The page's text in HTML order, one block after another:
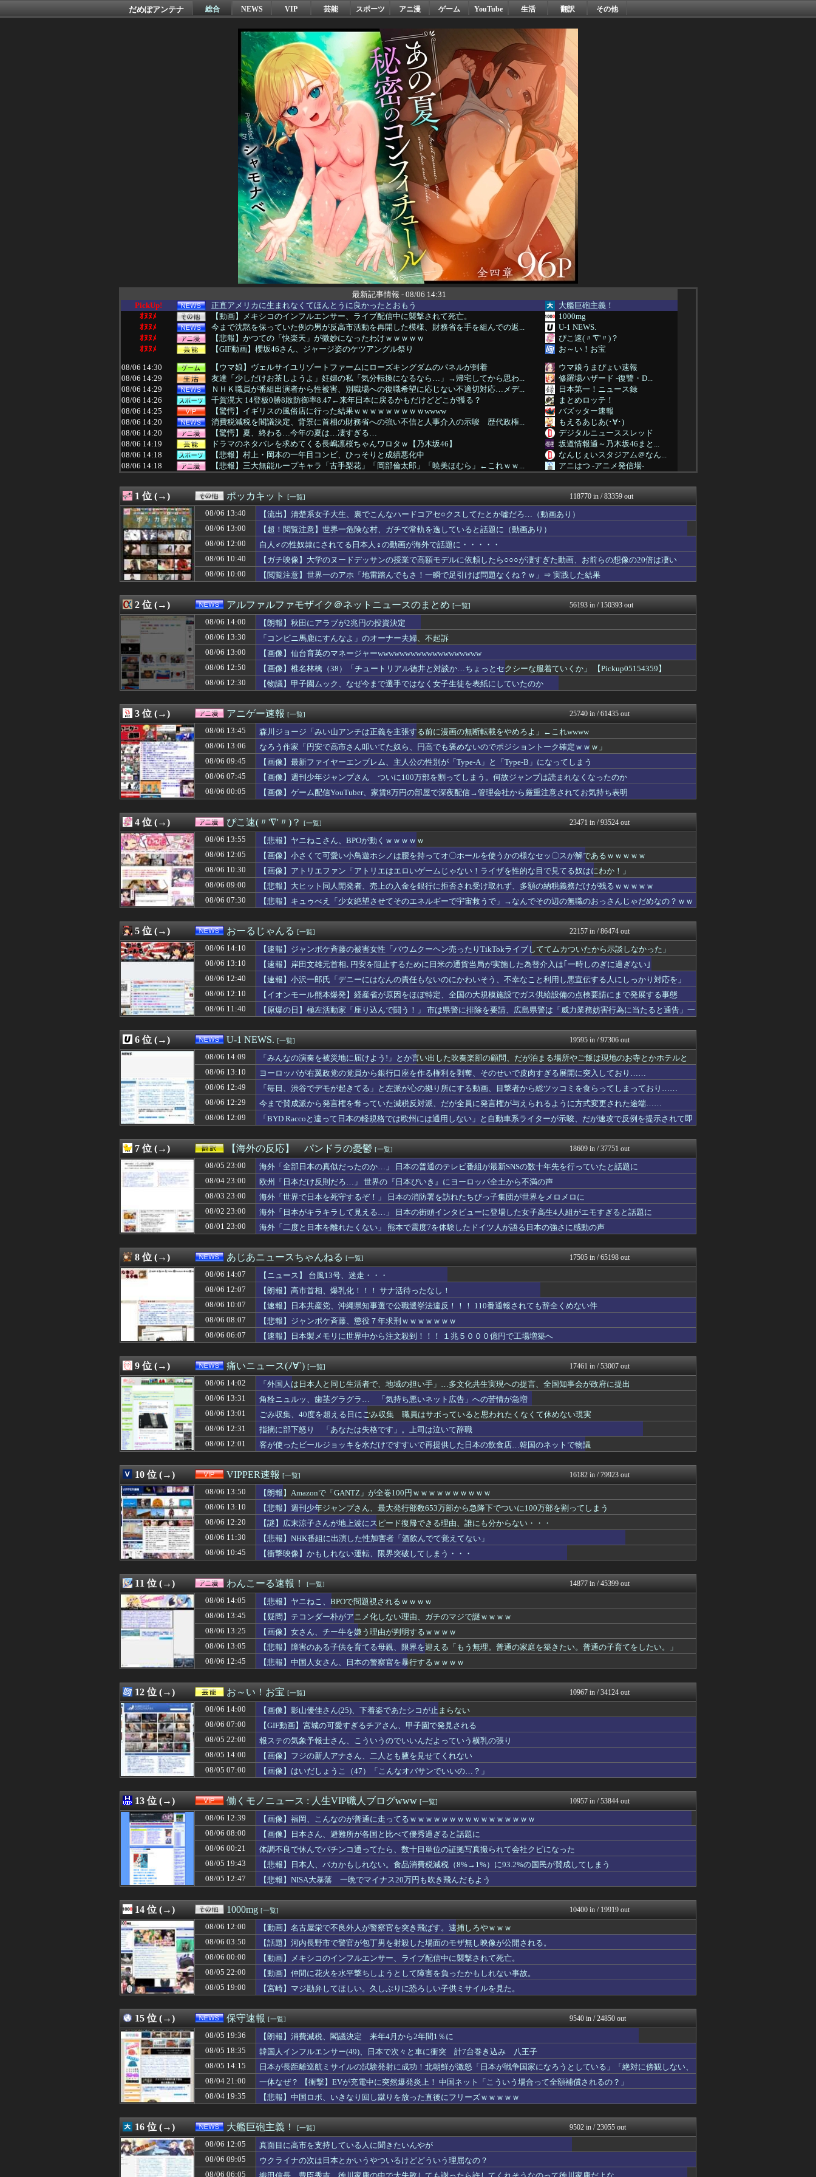
だめぽアンテナ 総合 NEWS VIP 芸能 スポーツ アニ漫 ゲーム YouTube 生活 翻訳 その他
最新記事情報 - 08/06 14:31
PickUp!
正直アメリカに生まれなくてほんとうに良かったとおもう
大艦巨砲主義！
ｵﾇﾇﾒ
【動画】メキシコのインフルエンサー、ライブ配信中に襲撃されて死亡。
1000mg
ｵﾇﾇﾒ
今まで沈黙を保っていた例の男が反高市活動を再開した模様、財務省を手を組んでの返...
U-1 NEWS.
ｵﾇﾇﾒ
【悲報】かつての「快楽天」が微妙になったわけｗｗｗｗｗ
ぴこ速(〃'∇'〃)？
ｵﾇﾇﾒ
【GIF動画】櫻坂46さん、ジャージ姿のケツアングル祭り
お～い！お宝
08/06 14:30
【ウマ娘】ヴェルサイユリゾートファームにローズキングダムのパネルが到着
ウマ娘うまぴょい速報
08/06 14:29
友達「少しだけお茶しようよ」妊婦の私「気分転換になるなら…」→帰宅してから思わ...
修羅場ハザード -復讐・D...
08/06 14:29
ＮＨＫ職員が番組出演者から性被害、別職場への復職希望に応じない不適切対応…メデ...
日本第一！ニュース録
08/06 14:26
千賀滉大 14登板0勝8敗防御率8.47←来年日本に戻るかもだけどどこが獲る？
まとめロッテ！
08/06 14:25
【驚愕】イギリスの風俗店に行った結果ｗｗｗｗｗｗｗｗｗwwww
バズッター速報
08/06 14:20
消費税減税を閣議決定、背景に首相の財務省への強い不信と人事介入の示唆 歴代政権...
もえるあじあ(･∀･)
08/06 14:20
【驚愕】夏、終わる…今年の夏は…凄すぎる…
デジタルニューススレッド
08/06 14:19
ドラマのネタバレを求めてくる長嶋凛桜ちゃんワロタｗ【乃木坂46】
坂道情報通～乃木坂46まと...
08/06 14:18
【悲報】村上・岡本の一年目コンビ、ひっそりと成績悪化中
なんじぇいスタジアム＠なん...
08/06 14:18
【悲報】三大無能ループキャラ「古手梨花」「岡部倫太郎」「暁美ほむら」←これｗｗ...
アニはつ -アニメ発信場-
08/06 14:16
【朗報】アニメ「ヤニねこ」BPOに通報され審議されるもセーフだった模様wwww...
異世界転生まとめ速報
08/06 14:15
女上司「俺くん！」俺「はい？」女上司「はーと！」→このやり取りが続くんだけど、...
鬼女の宅配便 - 修羅場・...
08/06 14:14
AIが指示なく個人や組織に対しサイバー攻撃…英政府機関の性能評価試験中！
軍事・ミリタリー速報☆彡
08/06 14:13
カープ2軍『10時半試合開始の為に4時起き』←もっと良い猛暑対策はないのか？
広島東洋カープまとめブログ...
08/06 14:12
【消費減税】お弁当屋、『衝撃的な発言』をしてしまう・・・・・・
08/06 14:12
【完結編】俺の娘の結婚が破談に。だが彼氏は「2000万の土地」を購入。こじれた...
08/06 14:10
【動画】グラドル山田あい、デカ乳すぎてビキニからハミ出てるぞ
まとめ芸能＠美女画像まとめ...
08/06 14:10
【画像】爆乳の甘露寺蜜璃AIコスプレイヤーが生み出された結果ｗｗｗwｗｗｗｗｗ...
なんJミュージアム
08/06 14:10
週間少年ジャンプのグッズ(43億円分)を注文してキャンセルした32歳女が逮捕
ガハろぐNewsヽ(･ω･...
08/06 14:09
「みんなの演奏を被災地に届けよう!」とか言い出した吹奏楽部の顧問、だが泊まる場...
U-1 NEWS.
08/06 14:09
東京ヤクルトスワローズ月別勝率、限界突破ｗｗｗｗｗｗｗｗｗｗｗｗｗｗｗｗｗｗｗ...
なんじぇいスタジアム＠なん...
08/06 14:09
ジョジョってネットでジョジョ立ちが話題になり始めた2000年代初頭くらいから急...
08/06 14:09
【画像】美人女子高校生の『油絵』がガチで上手wwwwww
ぶる速-VIP
08/06 14:07
【ニュース】 台風13号、迷走・・・
08/06 14:06
【画像】夏のバイクがヤバすぎるｗｗｗｗｗ
08/06 14:06
親の借金のカタに17歳でもぐりの消費者金融社長の愛人になった。その後25歳で1...
修羅場ライフ速報
08/06 14:05
『Switch2』のゲームがやりたいのに内蔵容量が足りなくてゲームができない
げぇ速
08/06 14:05
【画像】この∧∨女優さんで100万回抜いてるｗｗｗｗｗｗｗ
08/06 14:05
ロケバスで性的暴行の罪、元ジャンポケ斉藤被告に懲役7年求刑⇒！
不思議.net - 5ch...
08/06 14:05
【画像】この沐浴着エルフ玄関に飾ろうと思うんやが
2次元に捉われない
08/06 14:05
【悲報】ヤニねこ、BPOで問題視されるｗｗｗｗ
わんこーる速報！
08/06 14:05
【画像】キリトの彼女、エロい衣装を着てしまうｗｗｗ
アニチャット
08/06 14:03
【炎上】AKBアイドルが男性アイドルへ「童貞ですか？」→セクハラだと大炎上ｗｗ...
いたしん！
08/06 14:02
【ガンプラ】「リーオーショック」から8年！何が凄かったの？
GUNDAM.LOG｜ガン...
08/06 14:02
「外国人は日本人と同じ生活者で、地域の担い手」…多文化共生実現への提言、全国知...
痛いニュース(ﾉ∀`)
08/06 14:01
古き良きロールプレイングゲームにありがちな事
PCパーツまとめ
08/06 14:01
【悲報】高市、非核三原則を今後も堅持していくの表現削除WWWWWWWWWWWW...
資格ちゃんねる
08/06 14:00
【衝撃】ジャンプストアで大量注文→キャンセルを繰り返した32歳女を逮捕 238...
哲学ニュースnwk
08/06 14:00
【ななし】じーにあす、遊戯王で今月もダイヤ到達！『先生もう笑うしかなくなっとり...
VTuberNews
08/06 14:00
10代「ローゼンメイデンのアニメなんて知らない」8割
08/06 14:00
釈迦「オレが人気配信者になれたのは運が良かっただけ」
ゲーム実況者速報＠YouT...
08/06 14:00
ジャンポケ斉藤の被害女性「事件後にバウムクーヘン売ったりTikTokライブして...
キニ速
08/06 14:00
【朗報】秋田にアラブが2兆円の投資決定
アルファルファモザイク＠ネ...
08/06 14:00
漫画ワンピース(平均読者44歳)「第三世界でさぁ！悪魔がいてさぁ！世界を創った...
ああ言えばForYou
08/06 14:00
「お菓子の太子堂」で知られる（株）太子堂（千代田区）が破産開始
明日は何を食べようか
08/06 14:00
金川紗耶さん、いくらなんでもふくらみがデカいって・・・
乃木通 乃木坂46櫻坂46...
08/06 14:00
高市首、自民党内で「独裁だ」と批判され始める
オレ的ゲーム速報＠刃
08/06 14:00
旦那を亡くして８年。介護するつもりでウトメと同居してたのに「早く出て行け」とコ...
すまいる(^-^)ぶろぐ
08/06 14:00
すごいねアーティチョーク。食うところが全然ねえ…！
けおけお速報
08/06 14:00
【朗報】韓国の掲示板「大谷、軽く当てただけなのに」
ニチカン！
【画像】影山優佳さん(25)、下着姿であたシコが止まらない
お～い！お宝
08/06 14:00
1年戦争の連邦軍の開発力→ガンダム、ガンキャノン、ガンタンク、ジム、ボール
カンダタ速報
08/06 13:58
【朗報】小坂菜緒の最新グラビア、ノースリーブが大変なことになってるって...
乃木坂46まとめ 乃木りん...
08/06 13:58
【ガンダム0083】バニングってスパロボだと普通に生きてるよね？
ガンダムブログ（情報戦仕様...
08/06 13:58
【育成成功】山口航輝(ロ)、お前らの想像の8倍くらい打ちまくってるWWWWWW...
なんじぇいスタジアム＠なん...
08/06 13:57
コンビニのおでんを買ったら注文した具が入っていなかった。尋常でなくムカついたの...
08/06 13:55
【水着画像あり】乃木坂46賀喜遥香、美脚グラビアが可愛すぎるwwwwwwかっき...
もきゅ速(*´ω`*)人(...
08/06 13:55
【悲報】ヤニねこさん、BPOが動くｗｗｗｗｗ
ぴこ速(〃'∇'〃)？
公園で集団礼拝は「違和感」があるから認めない？３０年続くモスクの祭りに異変 元...
国難にあってもの申す！！
08/06 13:50
【悲報】韓国さん、冨安健洋のパレス移籍にめっちゃ焦るｗｗｗｗｗｗ
【サッカー まとめ】サカラ...
08/06 13:50
【朗報】Amazonで「GANTZ」が全巻100円ｗｗｗｗｗｗｗｗｗｗ
VIPPER速報
08/06 13:50
「住信SBI」が「ドコモの銀行」に変わってうんざりしてるやつw w w
思考ちゃんねる
08/06 13:49
【ホロライブ】ホロドリ初イベント終了！！！ランキング各帯の空気感はこんな感じ
ホロちゃんねる
08/06 13:46
元 櫻井翔さん、神社で目撃されるｗｗｗｗｗｗｗｗｗｗｗ
なんJ PRIDE
08/06 13:45
【疑問】テコンダー朴がアニメ化しない理由、ガチのマジで謎ｗｗｗｗ
わんこーる速報！
08/06 13:45
森川ジョージ「みい山アンチは正義を主張する前に漫画の無断転載をやめろよ」←これ...
08/06 13:43
【まどマギ】ほむリリィも顔の上半分無かったけど、これって何かの伏線だったりする...
まどドラまとめ速報 魔法少...
08/06 13:41
【NBA】ディロン・ブルックス、PHXと3年7300万ドルで契約延長
バスケまとめ・COM
08/06 13:41
【朗報】俺たちのラ・ムー､やっぱり安い！
理想ちゃんねる
西武ファンなんやが まだイケるか？言うてそこまで深刻な状況ちゃうよな？
なんじぇいスタジアム＠なん...
08/06 13:40
婚約者にウワキされたコトメが義実家に戻ってきた。私「相手の人ヒドいですね！」コ...
修羅ママ速報
08/06 13:40
「中国への侵略戦争に突入するための戦争式典だ」 パヨクが広島の平和記念式典に反...
にゅーすアルー！
08/06 13:40
【流出】清楚系女子大生、裏でこんなハードコアセ○クスしてたとか嘘だろ…（動画あ...
ポッカキット
08/06 13:39
30過ぎて初めてできた彼女と付き合って2週間で別れた。初デートで冷めるシーンが...
おうち速報
08/06 13:38
海外「この男は最高だ」今永昇太が明かした好調の原因に海外大騒ぎ！（海外の反応）
08/06 13:38
【悲報】蓮舫さん、官邸の被災地訪問広報動画に「ありえない！作成費用は、あなたの...
【悲報】TBS、番組でAI生成絵を使用してしまう
公園遊びの菓子交換が嫌だ。大人数だと菓子食べ放題みたいになっちゃって身体にも歯...
子育てちゃんねる
08/06 13:35
【悲報】中年おじさん「お腹だけぽっこり」になる原因、ガチで判明するｗｗｗｗ
不思議.net - 5ch...
08/06 13:34
【画像】村重杏奈さん(30)のお胸がコチラwwwwwwwwwwww
08/06 13:33
【朗報】秋田にアラブが2兆円の投資決定
かせまと！
08/06 13:33
【ｼｺ画像】陽キャ女さん「めっちゃ胸ジロジロ見てんじゃん♡」→このお◯ぱいだっ...
えっ!?またここのサイト?
08/06 13:32
【FGO】金時といい勝負。クーフーリン・オルタ強化みんなの反応まとめ
FGOまとめ速報
08/06 13:32
【中日】７月の金丸夢斗の成績 4登板 0勝3敗 防御率2.77 被本塁打4 奪...
なんじぇいスタジアム＠なん...
08/06 13:31
【画像】板野友美(32)さん、想像以上にデカい乳をしてしまうwww
BIPブログ
08/06 13:31
【悲報】MAJOR2ndの佐藤寿也の息子、姑息すぎてしまい炎上
08/06 13:31
角栓ニュルッ、歯茎グラグラ… 「気持ち悪いネット広告」への苦情が急増
痛いニュース(ﾉ∀`)
08/06 13:31
村上宗隆がグリーンモンスター内部にサインを残す様子にMLBファン騒然！←「歴史...
海外の反応スポーツ
08/06 13:31
嫁をもう1回惚れさすにはどうしたらいい？
08/06 13:31
【悲報】日本、永住資格許可の条件を爆上げｗｗｗ 外国人さん「もう日本ええわ・・...
おうまがタイムズ
08/06 13:31
【ウマ娘】なんとかなれーーーッ(極道入稿)
ウマ娘まとめ速報うまろぐ
08/06 13:30
【朗報】女子大生さん、被災地に手作りおにぎりを出荷
キニ速
08/06 13:30
究極の8bit新作シューティングゲーム 『超翼戦騎エスティーク』8/6本日リリ...
PlaySphere | ...
08/06 13:30
◆Ｊリーグ◆FC東京、東京ダービーで長友佑都”来場”を発表！引退も退団も発表し...
08/06 13:30
「コンビニ馬鹿にすんなよ」のオーナー夫婦、不起訴
アルファルファモザイク＠ネ...
08/06 13:30
益田250セーブで名球会入り ←これさぁ、先発リリーフの両方で活躍して199勝...
日刊やきう速報
08/06 13:30
サンドパンとかいう可愛さとかっこよさを兼ね備えたやつ
08/06 13:30
ゲーフリ「Beast of Reincarnationは皆様からのご意見を真摯...
08/06 13:29
息子に『葵』と名付けたら、初対面では必ず女の子だと思われる。同じ名前でも避けら...
修羅場ハザード -復讐・D...
08/06 13:29
【画像】ブルーロック、なんJ民登場ｗｗｗｗｗ
漫画まとめ速報
08/06 13:28
【動画】元西武ヤン、MLB初登板で大ジャンプｗｗｗｗ
やみ速@なんJ西武まとめ
08/06 13:28
世間「大変だ！AI化で中間層が失業して介護とか運送の仕事するしか無くなるぞ！」...
まとめたニュース
08/06 13:27
ホークス、交流戦前のハム戦(5月22日)からとんでもないペースで勝ち始める
08/06 13:27
【画像】SUSURU視聴者が選ぶ二郎系ランキング2026が発表されるｗｗｗ
08/06 13:27
【海外の反応】今永昇太、好調の秘訣はスマホ画面だとイマナガ節を炸裂「NPBでは...
マニア・オブ・フットボール...
08/06 13:26
海外の刑務所に収監されている韓国人急増、1,325人（詐偽が4分の1） 日本に...
【驚愕】風俗店「女子大生専門店やで～」ワイ「うひょ～」→wwww
バズッター速報
【画像】女さん、チー牛を嫌う理由が判明するｗｗｗｗ
08/06 13:22
エスピノーザ(オ) 16登板 104.0回 10勝(パ1位)3敗 防御率2.2...
なんじぇいスタジアム＠なん...
08/06 13:18
元ジャンポケ斉藤被告、懲役7年を求刑される
ゴールデンタイムズ
08/06 13:16
【悲報】山里亮太さん、一般人のツイートに反撃開始ｗｗｗｗｗｗｗｗｗｗｗｗｗ
なんJ PRIDE
08/06 13:15
母「ルタオって本当に美味しかったのよ」私「お取り寄せしたの？」→返ってきた答え...
08/06 13:15
白丁が両班の姓を真似したからだろ 〜 【なぜ韓国にはキム姓が多いのか】 韓国の...
08/06 13:14
micro sdカード入らないスマホあるらしいね。じゃあデータ管理どうしてるの...
かせまと！
08/06 13:12
【悲報】ドジャースファン、大谷翔平にブチギレてしまう！！！！！！
NEWSまとめもりー｜2c...
08/06 13:12
【後編】俺の娘の結婚が破談に。だが彼氏は「2000万の土地」を購入。こじれた二...
08/06 13:11
高校野球の暑さ対策として18時から4試合深夜までやれば涼しいまま試合出来るじゃ...
08/06 13:11
少年ジャンプの人気マンガグッズを“大量注文しキャンセル”繰り返したか 女逮捕 ...
ラビット速報
08/06 13:10
【速報】岸田文雄元首相､円安を阻止するために日米の通貨当局が実施した為替介入は...
おーるじゃんる
08/06 13:10
ヨーロッパが右翼政党の党員から銀行口座を作る権利を剥奪、そのせいで皮肉すぎる展...
U-1 NEWS.
08/06 13:09
【動画】かもしれない運転、限界突破
08/06 13:09
【一条莉々華：限界飯】夏色の生命、誕生の瞬間！甘々なホットケーキ
08/06 13:09
【画像】外国人が絶対に食べられない日本料理第1位wwwwwwwww
ぶる速-VIP
08/06 13:06
夫を亡くした1週間後、義父から資産一覧を送るよう求められた。数日後には葬儀費用...
修羅場ライフ速報
08/06 13:06
なろう作家「円安で高市さん叩いてた奴ら、円高でも褒めないのでポジショントーク確...
アニゲー速報
08/06 13:05
いうほど『ドラクエ6』の序盤で頑張ってせいれいのよろい買うか？
08/06 13:05
【画像】姫野美南アナ、胸元ガッツリ衣装でエ○チなYCを堂々披露ｗｗｗｗｗ
女子アナお宝画像速報－5c...
08/06 13:05
【悲報】障害のある子供を育てる母親、限界を迎える「もう無理。普通の家庭を築きた...
わんこーる速報！
08/06 13:05
【画像】“ルフィ”強盗事件、幹部の男に懲役20年の有罪判決確定！！！
不思議.net - 5ch...
08/06 13:04
異世界おじさん←こいつに2期がない理由・・・
おたくみくす 声優まとめ
08/06 13:04
【朗報】「新宿から推し活ゾーンへ」バスタ新宿～海浜幕張間の高速バスが運行スター...
08/06 13:03
【悲報】日本車の原価、たったの30〜90万円と判明ｗｗｗｗｗｗｗｗｗｗｗ
08/06 13:03
《必見》男の趣味Tier表【令和最新完全版】がヤバすぎる！！！
Zチャンネル＠VIP
08/06 13:03
ワイ「どう見ても熟女AVのパッケージにしか見えん商品宣伝画像でも見るか...」
いたしん！
08/06 13:03
夫にそっくりの顔立ちで生まれた娘が将来苦労するのではと不安。整形したいと言われ...
08/06 13:03
サッカーのシュート速度の世界ランキングがコチラwwwwww
08/06 13:01
日本政府「犯罪者はGPSを持ち歩くルールにしよう。強制は可哀想🥺」
なんJ PRIDE
08/06 13:01
ごみ収集、40度を超える日にごみ収集 職員はサボっていると思われたくなくて休め... 痛いニュース(ﾉ∀`)
1 位 (→) ポッカキット [一覧] 118770 in / 83359 out
08/06 13:40
【流出】清楚系女子大生、裏でこんなハードコアセ○クスしてたとか嘘だろ…（動画あり）
08/06 13:00
【超！閲覧注意】世界一危険な村、ガチで常軌を逸していると話題に（動画あり）
08/06 12:00
白人♂の性奴隷にされてる日本人♀の動画が海外で話題に・・・・・
08/06 10:40
【ガチ映像】大学のヌードデッサンの授業で高額モデルに依頼したら○○○が凄すぎた動画、お前らの想像の20倍は凄い
08/06 10:00
【閲覧注意】世界一のアホ「地雷踏んでもさ！一瞬で足引けば問題なくね？ｗ」⇒ 実践した結果
2 位 (→) アルファルファモザイク＠ネットニュースのまとめ [一覧] 56193 in / 150393 out
08/06 14:00
【朗報】秋田にアラブが2兆円の投資決定
08/06 13:30
「コンビニ馬鹿にすんなよ」のオーナー夫婦、不起訴
08/06 13:00
【画像】仙台育英のマネージャーwwwwwwwwwwwwwwwwwww
08/06 12:50
【画像】椎名林檎（38）「チュートリアル徳井と対談か…ちょっとセクシーな服着ていくか」 【Pickup05154359】
08/06 12:30
【物議】甲子園ムック、なぜ今まで選手ではなく女子生徒を表紙にしていたのか
3 位 (→) アニゲー速報 [一覧] 25740 in / 61435 out
08/06 13:45
森川ジョージ「みい山アンチは正義を主張する前に漫画の無断転載をやめろよ」←これwwww
08/06 13:06
なろう作家「円安で高市さん叩いてた奴ら、円高でも褒めないのでポジショントーク確定ｗｗｗ」
08/06 09:45
【画像】最新ファイヤーエンブレム、主人公の性別が「Type-A」と「Type-B」になってしまう
08/06 07:45
【画像】週刊少年ジャンプさん ついに100万部を割ってしまう。何故ジャンプは読まれなくなったのか
08/06 00:05
【画像】ゲーム配信YouTuber、家賃8万円の部屋で深夜配信→管理会社から厳重注意されてお気持ち表明
4 位 (→) ぴこ速(〃'∇'〃)？ [一覧] 23471 in / 93524 out
08/06 13:55
【悲報】ヤニねこさん、BPOが動くｗｗｗｗｗ
08/06 12:05
【画像】小さくて可愛い小鳥遊ホシノは腰を持ってオ〇ホールを使うかの様なセッ〇スが解であるｗｗｗｗｗ
08/06 10:30
【画像】アトリエファン「アトリエはエロいゲームじゃない！ライザを性的な目で見てる奴はにわか！」
08/06 09:00
【悲報】大ヒット同人開発者、売上の入金を銀行に拒否され受け取れず、多額の納税義務だけが残るｗｗｗｗｗ
08/06 07:30
【悲報】キュゥべえ「少女絶望させてそのエネルギーで宇宙救うで」→なんでその辺の無職のおっさんじゃだめなの？ｗｗ
5 位 (→) おーるじゃんる [一覧] 22157 in / 86474 out
08/06 14:10
【速報】ジャンポケ斉藤の被害女性「バウムクーヘン売ったりTikTokライブしててムカついたから示談しなかった」
08/06 13:10
【速報】岸田文雄元首相､円安を阻止するために日米の通貨当局が実施した為替介入は｢一時しのぎに過ぎない｣
08/06 12:40
【速報】小沢一郎氏「デニーにはなんの責任もないのにかわいそう、不幸なこと利用し悪宣伝する人にしっかり対応を」
08/06 12:10
【イオンモール熊本爆発】経産省が原因をほぼ特定、全国の大規模施設でガス供給設備の点検要請にまで発展する事態
に・・・
08/06 11:40
【原爆の日】極左活動家「座り込んで闘う！」 市は県警に排除を要請、広島県警は「威力業務妨害行為に当たると通告」一
6 位 (→) U-1 NEWS. [一覧] 19595 in / 97306 out
08/06 14:09
「みんなの演奏を被災地に届けよう!」とか言い出した吹奏楽部の顧問、だが泊まる場所やご飯は現地のお寺とかホテルと
か……
08/06 13:10
ヨーロッパが右翼政党の党員から銀行口座を作る権利を剥奪、そのせいで皮肉すぎる展開に突入しており……
08/06 12:49
「毎日、渋谷でデモが起きてる」と左派が心の拠り所にする動画、目撃者から総ツッコミを食らってしまっており……
08/06 12:29
今まで賛成派から発言権を奪っていた減税反対派、だが全員に発言権が与えられるように方式変更された途端……
08/06 12:09
「BYD Raccoと違って日本の軽規格では欧州には通用しない」と自動車系ライターが示唆、だが速攻で反例を提示されて即
7 位 (→) 【海外の反応】 パンドラの憂鬱 [一覧] 18609 in / 37751 out
08/05 23:00
海外「全部日本の真似だったのか…」 日本の普通のテレビ番組が最新SNSの数十年先を行っていたと話題に
08/04 23:00
欧州「日本だけ反則だろ…」 世界の『日本びいき』にヨーロッパ全土から不満の声
08/03 23:00
海外「世界で日本を死守するぞ！」 日本の消防署を訪れたちびっ子集団が世界をメロメロに
08/02 23:00
海外「日本がキラキラして見える…」 日本の街頭インタビューに登場した女子高生4人組がエモすぎると話題に
08/01 23:00
海外「二度と日本を離れたくない」 熊本で震度7を体験したドイツ人が語る日本の強さに感動の声
8 位 (→) あじあニュースちゃんねる [一覧] 17505 in / 65198 out
08/06 14:07
【ニュース】 台風13号、迷走・・・
08/06 12:07
【朗報】高市首相、爆乳化！！！ サナ活待ったなし！
08/06 10:07
【速報】日本共産党、沖縄県知事選で公職選挙法違反！！！ 110番通報されても辞全くめない件
08/06 08:07
【悲報】ジャンポケ斉藤、懲役７年求刑ｗｗｗｗｗｗｗ
08/06 06:07
【速報】日本製メモリに世界中から注文殺到！！！ １兆５０００億円で工場増築へ
9 位 (→) 痛いニュース(ﾉ∀`) [一覧] 17461 in / 53007 out
08/06 14:02
「外国人は日本人と同じ生活者で、地域の担い手」…多文化共生実現への提言、全国知事会が政府に提出
08/06 13:31
角栓ニュルッ、歯茎グラグラ… 「気持ち悪いネット広告」への苦情が急増
08/06 13:01
ごみ収集、40度を超える日にごみ収集 職員はサボっていると思われたくなくて休めない現実
08/06 12:31
指摘に部下怒り 「あなたは失格です」。上司は泣いて辞職
08/06 12:01
客が使ったビールジョッキを水だけですすいで再提供した日本の飲食店…韓国のネットで物議
10 位 (→) VIPPER速報 [一覧] 16182 in / 79923 out
08/06 13:50
【朗報】Amazonで「GANTZ」が全巻100円ｗｗｗｗｗｗｗｗｗｗ
08/06 13:10
【悲報】週刊少年ジャンプさん、最大発行部数653万部から急降下でついに100万部を割ってしまう
08/06 12:20
【謎】広末涼子さんが地上波にスピード復帰できる理由、誰にも分からない・・・
08/06 11:30
【悲報】NHK番組に出演した性加害者「酒飲んでて覚えてない」
08/06 10:45
【衝撃映像】かもしれない運転、限界突破してしまう・・・
11 位 (→) わんこーる速報！ [一覧] 14877 in / 45399 out
08/06 14:05
【悲報】ヤニねこ、BPOで問題視されるｗｗｗｗ
08/06 13:45
【疑問】テコンダー朴がアニメ化しない理由、ガチのマジで謎ｗｗｗｗ
08/06 13:25
【画像】女さん、チー牛を嫌う理由が判明するｗｗｗｗ
08/06 13:05
【悲報】障害のある子供を育てる母親、限界を迎える「もう無理。普通の家庭を築きたい。普通の子育てをしたい。」
08/06 12:45
【悲報】中国人女さん、日本の警察官を暴行するｗｗｗｗ
12 位 (→) お～い！お宝 [一覧] 10967 in / 34124 out
08/06 14:00
【画像】影山優佳さん(25)、下着姿であたシコが止まらない
08/06 07:00
【GIF動画】宮城の可愛すぎるチアさん、甲子園で発見される
08/05 22:00
報ステの気象予報士さん、こういうのでいいんだよっていう横乳の張り
08/05 14:00
【画像】フジの新人アナさん、二人とも腋を見せてくれない
08/05 07:00
【画像】はいだしょうこ（47）「こんなオバサンでいいの…？」
13 位 (→) 働くモノニュース : 人生VIP職人ブログwww [一覧] 10957 in / 53844 out
08/06 12:39
【画像】福岡、こんなのが普通に走ってるｗｗｗｗｗｗｗｗｗｗｗｗｗｗｗｗ
08/06 08:00
【画像】日本さん、避難所が各国と比べて優秀過ぎると話題に
08/06 00:21
体調不良で休んでパチンコ通ってたら、数十日単位の証拠写真撮られて会社クビになった
08/05 19:43
【悲報】日本人、バカかもしれない。食品消費税減税（8%→1%）に93.2%の国民が賛成してしまう
08/05 12:47
【悲報】NISA大暴落 一晩でマイナス20万円も吹き飛んだもよう
14 位 (→) 1000mg [一覧] 10400 in / 19919 out
08/06 12:00
【動画】名古屋栄で不良外人が警察官を突き飛ばす。逮捕しろやｗｗｗ
08/06 03:50
【話題】河内長野市で警官が包丁男を射殺した場面のモザ無し映像が公開される。
08/06 00:00
【動画】メキシコのインフルエンサー、ライブ配信中に襲撃されて死亡。
08/05 22:00
【動画】仲間に花火を水平撃ちしようとして障害を負ったかもしれない事故。
08/05 19:00
【宮崎】マジ勘弁してほしい。久しぶりに恐ろしい子供ミサイルを見た。
15 位 (→) 保守速報 [一覧] 9540 in / 24850 out
08/05 19:36
【朗報】消費減税、閣議決定 来年4月から2年間1％に
08/05 18:35
韓国人インフルエンサー(49)、日本で次々と車に衝突 計7台巻き込み 八王子
08/05 14:15
日本が長距離巡航ミサイルの試験発射に成功！北朝鮮が激怒「日本が戦争国家になろうとしている」「絶対に傍観しない、
必ず後悔させる」
08/04 21:00
一体なぜ？ 【衝撃】EVが充電中に突然爆発炎上！ 中国ネット「こういう場合って全額補償されるの？」
08/04 19:35
【悲報】中国ロボ、いきなり回し蹴りを放った直後にフリーズｗｗｗｗｗ
16 位 (→) 大艦巨砲主義！ [一覧] 9502 in / 23055 out
08/06 12:05
真面目に高市を支持している人に聞きたいんやが
08/06 09:05
ウクライナの次は日本とかいうやついるけどどういう理屈なの？
08/06 06:05